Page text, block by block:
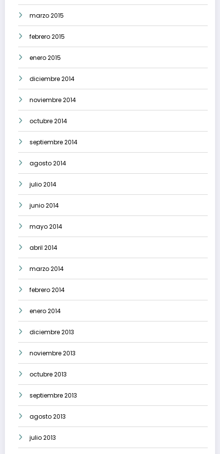
marzo 2015
febrero 2015
enero 2015
diciembre 2014
noviembre 2014
octubre 2014
septiembre 2014
agosto 2014
julio 2014
junio 2014
mayo 2014
abril 2014
marzo 2014
febrero 2014
enero 2014
diciembre 2013
noviembre 2013
octubre 2013
septiembre 2013
agosto 2013
julio 2013